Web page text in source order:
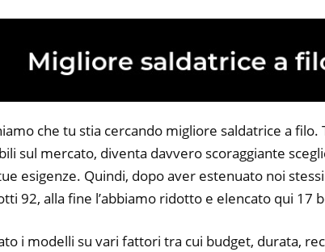
che tu stia cercando migliore saldatrice a
sul mercato, diventa davvero scoraggiante
esigenze. Quindi, dopo aver estenuato noi
92, alla fine l’abbiamo ridotto e elencato qui 17
i modelli su vari fattori tra cui budget, durata,